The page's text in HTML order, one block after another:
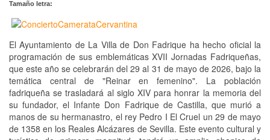
Tamaño letra:
El Ayuntamiento de La Villa de Don Fadrique ha hecho oficial la
programación de sus emblemáticas XVII Jornadas Fadriqueñas,
que este año se celebrarán del 29 al 31 de mayo de 2026, bajo la
temática central de "Reinar en femenino". La población
fadriqueña se trasladará al siglo XIV para honrar la memoria del
su fundador, el Infante Don Fadrique de Castilla, que murió a
manos de su hermanastro, el rey Pedro I El Cruel un 29 de mayo
de 1358 en los Reales Alcázares de Sevilla. Este evento cultural y